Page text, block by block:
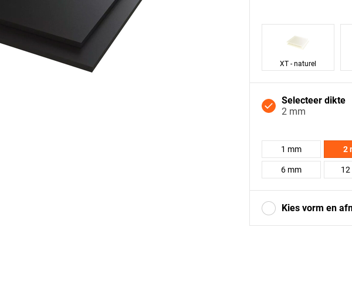
XT - naturel
Selecteer dikte
2 mm
1 mm 2
6 mm 12
Kies vorm en